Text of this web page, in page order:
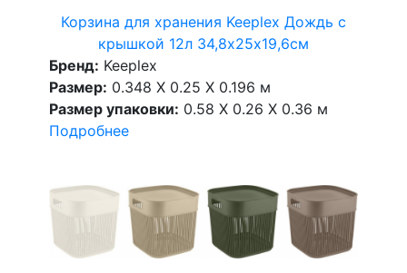
Корзина для хранения Keeplex Дождь с
крышкой 12л 34,8х25х19,6см
Бренд: Keeplex
Размер: 0.348 X 0.25 X 0.196 м
Размер упаковки: 0.58 X 0.26 X 0.36 м
Подробнее